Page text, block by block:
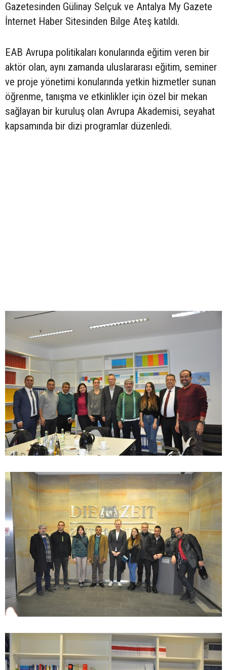
Gazetesinden Gülinay Selçuk ve Antalya My Gazete
İnternet Haber Sitesinden Bilge Ateş katıldı.
EAB Avrupa politikaları konularında eğitim veren bir
aktör olan, aynı zamanda uluslararası eğitim, seminer
ve proje yönetimi konularında yetkin hizmetler sunan
öğrenme, tanışma ve etkinlikler için özel bir mekan
sağlayan bir kuruluş olan Avrupa Akademisi, seyahat
kapsamında bir dizi programlar düzenledi.